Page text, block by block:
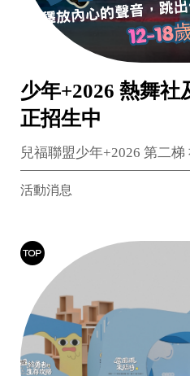
少年+2026 熱舞
正招生中
兒福聯盟少年+2026 第二梯
活動消息